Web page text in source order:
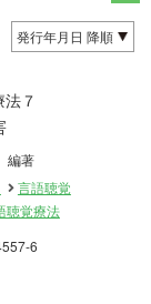
７
編著
言語聴覚
聴覚療法
6